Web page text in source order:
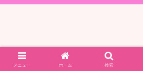
メニュー ホーム 検索